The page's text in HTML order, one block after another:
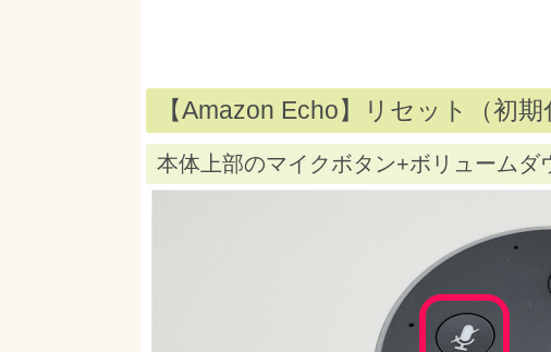
【Amazon Echo】リセット（初
本体上部のマイクボタン+ボリュームダ